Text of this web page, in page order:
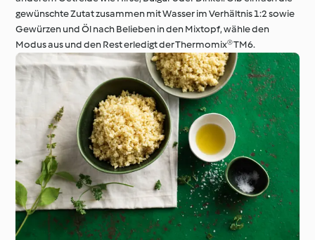
gewünschte Zutat zusammen mit Wasser im Verhältnis 1:2 sowie
Gewürzen und Öl nach Belieben in den Mixtopf, wähle den
Modus aus und den Rest erledigt der Thermomix® TM6.